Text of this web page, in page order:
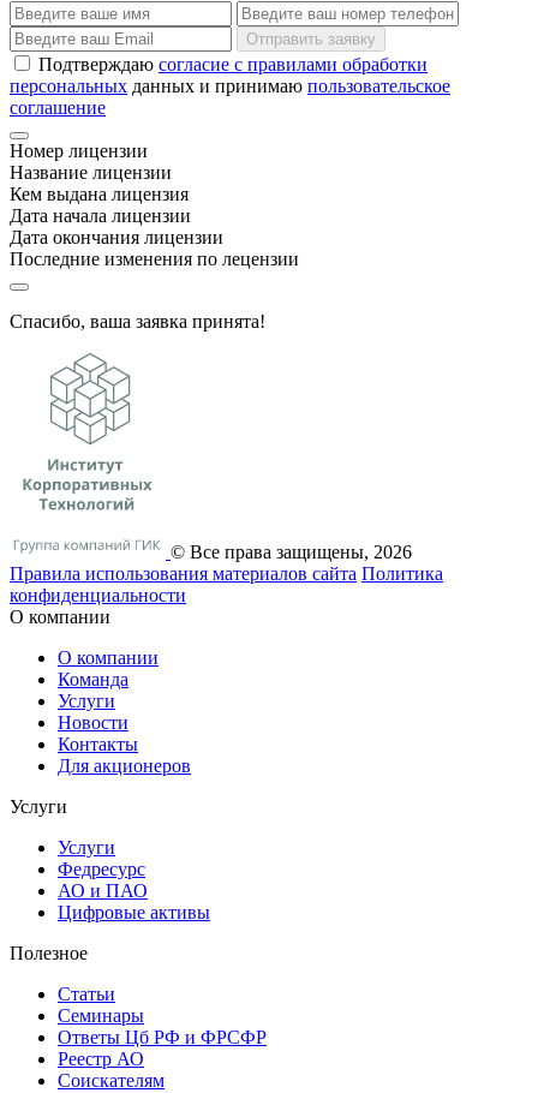
Отправить заявку
Подтверждаю согласие с правилами обработки
персональных данных и принимаю пользовательское
соглашение
Номер лицензии
Название лицензии
Кем выдана лицензия
Дата начала лицензии
Дата окончания лицензии
Последние изменения по лецензии
Спасибо, ваша заявка принята!
© Все права защищены, 2026
Правила использования материалов сайта Политика
конфиденциальности
О компании
О компании
Команда
Услуги
Новости
Контакты
Для акционеров
Услуги
Услуги
Федресурс
АО и ПАО
Цифровые активы
Полезное
Статьи
Cеминары
Ответы Цб РФ и ФРСФР
Реестр АО
Соискателям